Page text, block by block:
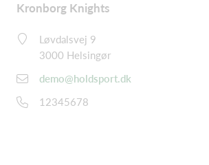
Kronborg Knights
Løvdalsvej 9
3000 Helsingør
demo@holdsport.dk
12345678